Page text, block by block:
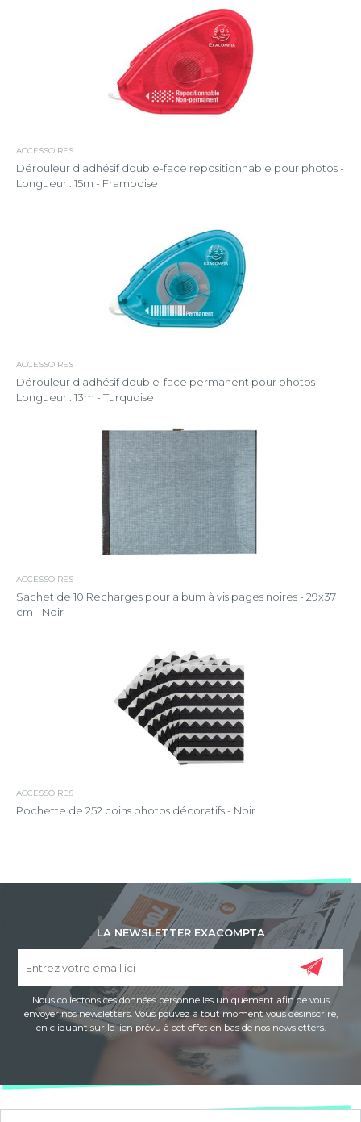
ACCESSOIRES
Dérouleur d'adhésif double-face repositionnable pour photos -
Longueur : 15m - Framboise
ACCESSOIRES
Dérouleur d'adhésif double-face permanent pour photos -
Longueur : 13m - Turquoise
ACCESSOIRES
Sachet de 10 Recharges pour album à vis pages noires - 29x37
cm - Noir
ACCESSOIRES
Pochette de 252 coins photos décoratifs - Noir
LA NEWSLETTER EXACOMPTA
Nous collectons ces données personnelles uniquement afin de vous
envoyer nos newsletters. Vous pouvez à tout moment vous désinscrire,
en cliquant sur le lien prévu à cet effet en bas de nos newsletters.